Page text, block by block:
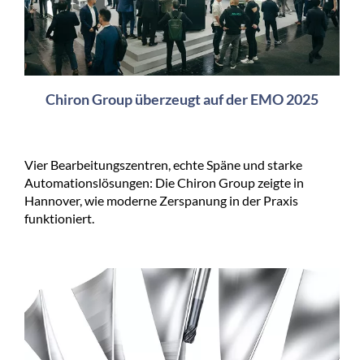
Chiron Group überzeugt auf der EMO 2025
Vier Bearbeitungszentren, echte Späne und starke
Automationslösungen: Die Chiron Group zeigte in
Hannover, wie moderne Zerspanung in der Praxis
funktioniert.